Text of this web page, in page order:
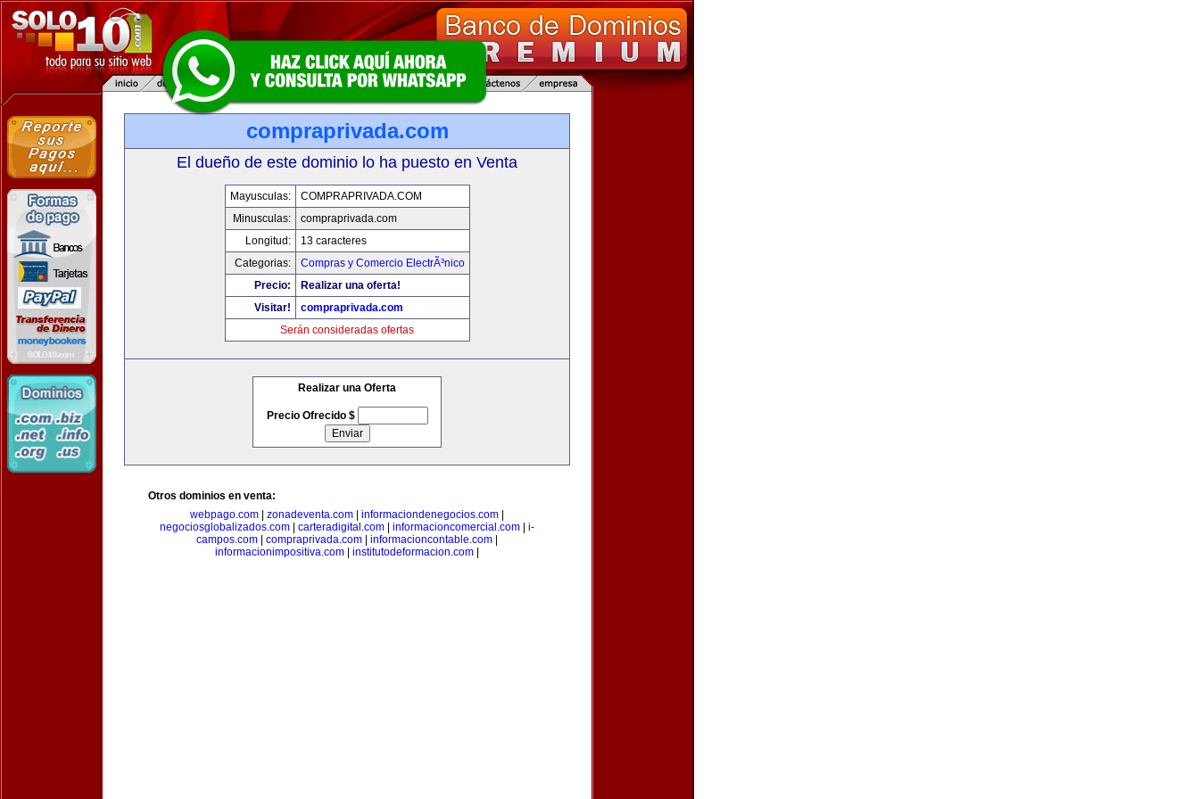
compraprivada.com
El dueño de este dominio lo ha puesto en Venta
Mayusculas:
COMPRAPRIVADA.COM
Minusculas:
compraprivada.com
Longitud:
13 caracteres
Categorias:
Compras y Comercio ElectrÃ³nico
Precio:
Realizar una oferta!
Visitar!
compraprivada.com
Serán consideradas ofertas
Realizar una Oferta
Precio Ofrecido $
Otros dominios en venta:
webpago.com
zonadeventa.com informaciondenegocios.com
negociosglobalizados.com
carteradigital.com informacioncomercial.com
i-
campos.com
compraprivada.com informacioncontable.com
informacionimpositiva.com
institutodeformacion.com